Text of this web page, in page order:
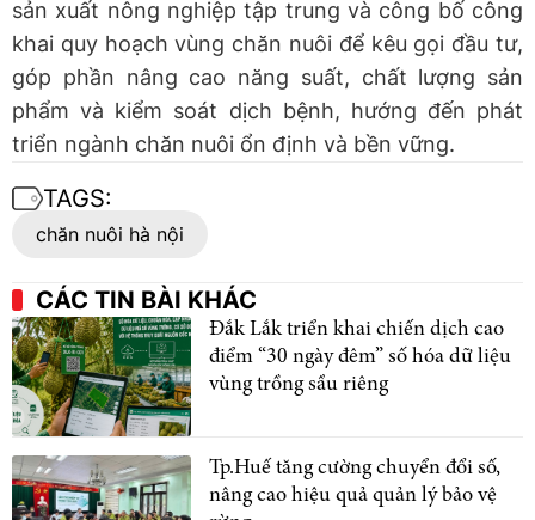
sản xuất nông nghiệp tập trung và công bố công
khai quy hoạch vùng chăn nuôi để kêu gọi đầu tư,
góp phần nâng cao năng suất, chất lượng sản
phẩm và kiểm soát dịch bệnh, hướng đến phát
triển ngành chăn nuôi ổn định và bền vững.
TAGS:
chăn nuôi hà nội
CÁC TIN BÀI KHÁC
Đắk Lắk triển khai chiến dịch cao
điểm “30 ngày đêm” số hóa dữ liệu
vùng trồng sầu riêng
Tp.Huế tăng cường chuyển đổi số,
nâng cao hiệu quả quản lý bảo vệ